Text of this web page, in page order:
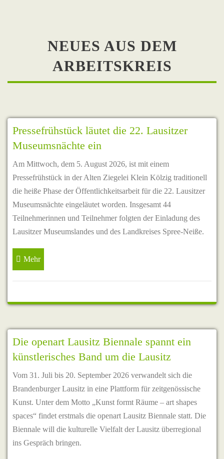
NEUES AUS DEM
ARBEITSKREIS
Pressefrühstück läutet die 22. Lausitzer
Museumsnächte ein
Am Mittwoch, dem 5. August 2026, ist mit einem
Pressefrühstück in der Alten Ziegelei Klein Kölzig traditionell
die heiße Phase der Öffentlichkeitsarbeit für die 22. Lausitzer
Museumsnächte eingeläutet worden. Insgesamt 44
Teilnehmerinnen und Teilnehmer folgten der Einladung des
Lausitzer Museumslandes und des Landkreises Spree-Neiße.
Mehr
Die openart Lausitz Biennale spannt ein
künstlerisches Band um die Lausitz
Vom 31. Juli bis 20. September 2026 verwandelt sich die
Brandenburger Lausitz in eine Plattform für zeitgenössische
Kunst. Unter dem Motto „Kunst formt Räume – art shapes
spaces“ findet erstmals die openart Lausitz Biennale statt. Die
Biennale will die kulturelle Vielfalt der Lausitz überregional
ins Gespräch bringen.